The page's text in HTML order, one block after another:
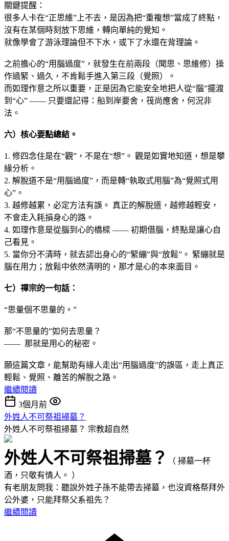
關鍵提醒：
很多人卡在“正思維”上不去，是因為把“重複想”當成了終點，
沒有在某個時刻放下思維，轉向單純的覺知。
就像學會了游泳理論但不下水，或下了水還在背理論。
之前擔心的“用腦過度”，就發生在前兩段（聞思、思維修）操
作過緊、過久，不肯鬆手進入第三段（覺照）。
而如理作意之所以重要，正是因為它能安全地把人從“腦”擺渡
到“心” —— 只要還記得：船到岸要舍，筏尚應舍，何況非
法。
六）核心要點總結 。
1. 修四念住是在“觀”，不是在“想”。 觀是如實地知道，想是攀
緣分析。
2. 解脫道不是“用腦過度”，而是轉“執取式用腦”為“覺照式用
心”。
3. 越修越累，必定方法有誤。 真正的解脫道，越修越輕安，
不會走入耗損身心的路。
4. 如理作意是從腦到心的橋樑 —— 初期借腦，終點是讓心自
己看見。
5. 當你分不清時，就去認出身心的“緊繃”與“放鬆”。 緊繃就是
腦在用力；放鬆中依然清明的，那才是心的本來面目。
七）禪宗的一句話：
“思量個不思量的。”
那“不思量的”如何去思量？
—— 那就是用心的秘密。
願這篇文章，能幫助有緣人走出“用腦過度”的誤區，走上真正
輕鬆、覺照、離苦的解脫之路。
繼續閱讀
3個月前
外姓人不可祭祖掃墓？
外姓人不可祭祖掃墓？ 宗教超自然
外姓人不可祭祖掃墓？
（ 掃墓一杯
酒，只敬有情人。 ）
有老朋友問我：聽說外姓子孫不能帶去掃墓，也沒資格祭拜外
公外婆，只能拜祭父系祖先？
繼續閱讀